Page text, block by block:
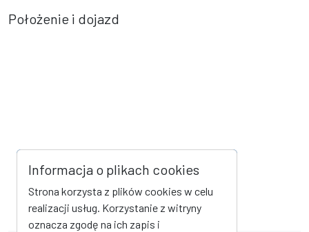
Położenie i dojazd
Informacja o plikach cookies
Strona korzysta z plików cookies w celu
realizacji usług. Korzystanie z witryny
oznacza zgodę na ich zapis i